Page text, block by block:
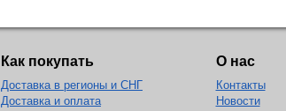
Как покупать
Доставка в регионы и СНГ
Доставка и оплата
О нас
Контакты
Новости